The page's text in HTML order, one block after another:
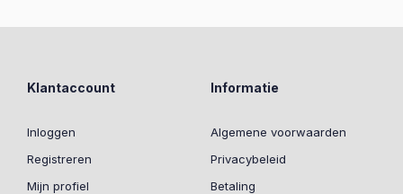
Klantaccount
Inloggen
Registreren
Mijn profiel
Informatie
Algemene voorwaarden
Privacybeleid
Betaling